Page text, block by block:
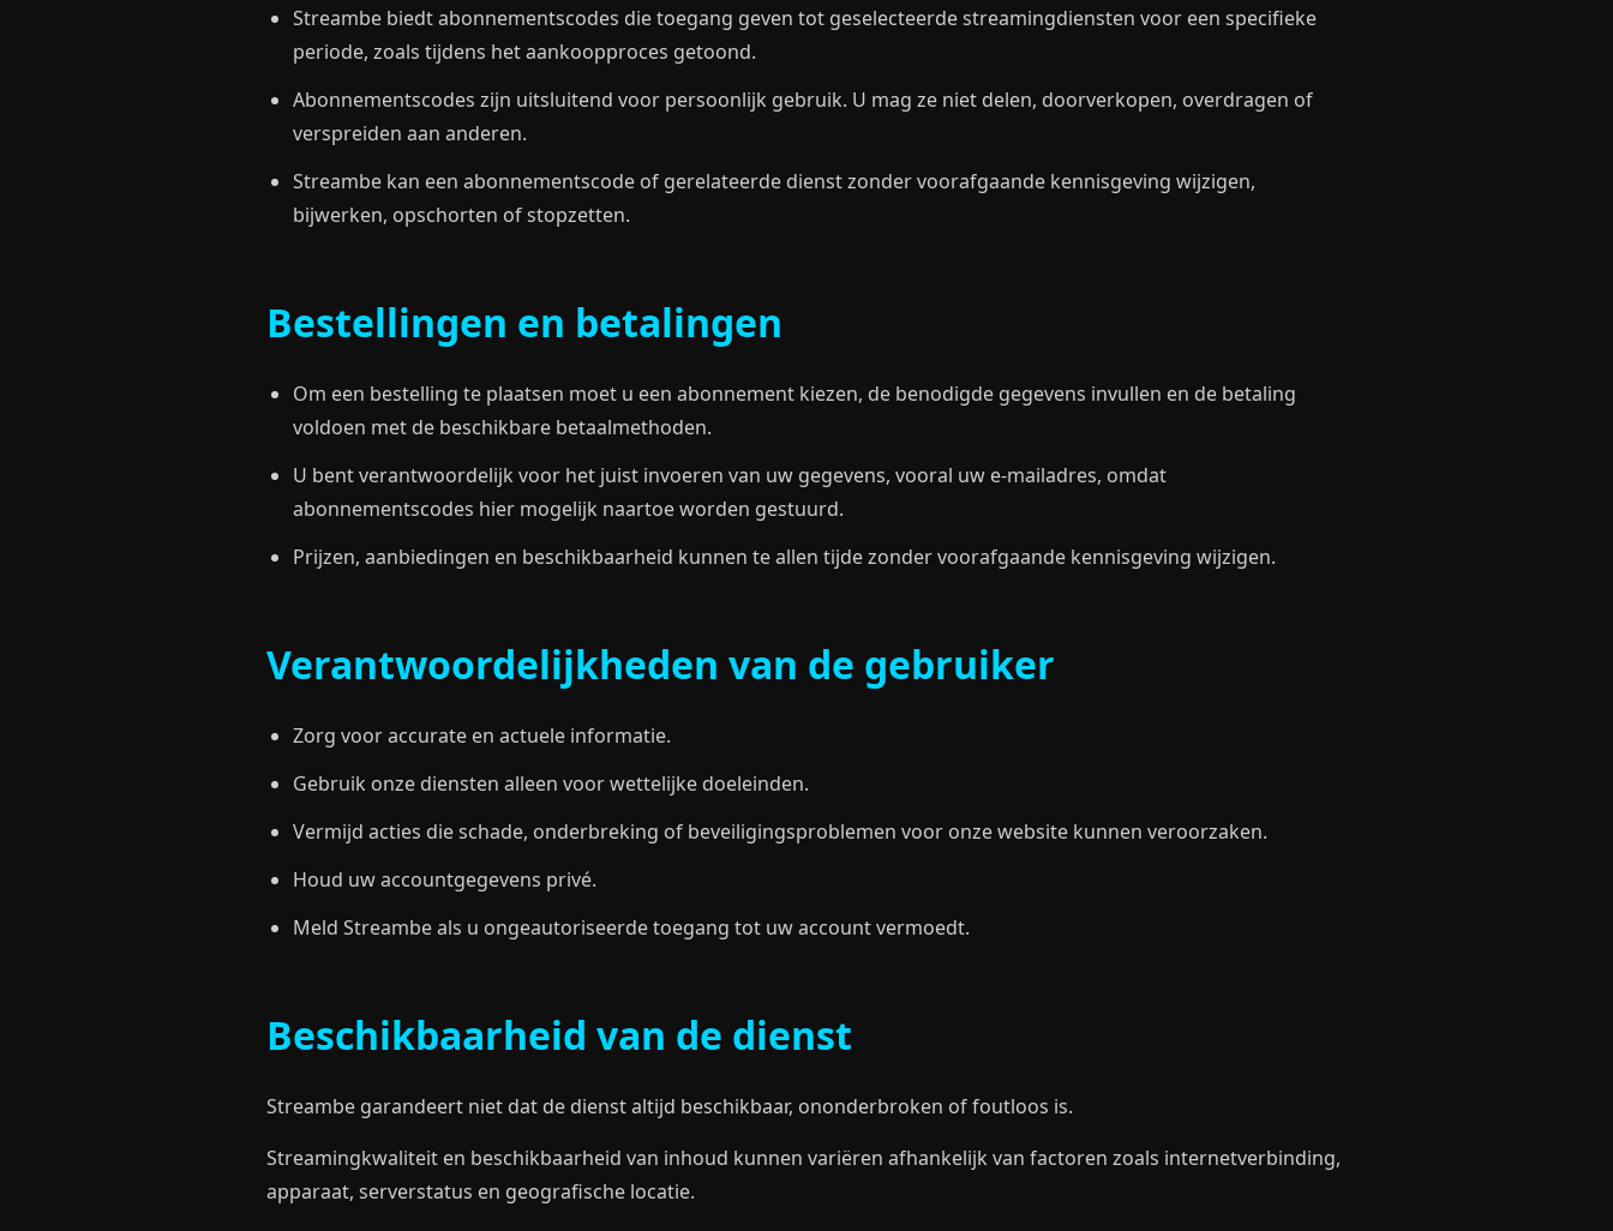
Streambe biedt abonnementscodes die toegang geven tot geselecteerde streamingdiensten voor een specifieke
periode, zoals tijdens het aankoopproces getoond.
Abonnementscodes zijn uitsluitend voor persoonlijk gebruik. U mag ze niet delen, doorverkopen, overdragen of
verspreiden aan anderen.
Streambe kan een abonnementscode of gerelateerde dienst zonder voorafgaande kennisgeving wijzigen,
bijwerken, opschorten of stopzetten.
Bestellingen en betalingen
Om een bestelling te plaatsen moet u een abonnement kiezen, de benodigde gegevens invullen en de betaling
voldoen met de beschikbare betaalmethoden.
U bent verantwoordelijk voor het juist invoeren van uw gegevens, vooral uw e-mailadres, omdat
abonnementscodes hier mogelijk naartoe worden gestuurd.
Prijzen, aanbiedingen en beschikbaarheid kunnen te allen tijde zonder voorafgaande kennisgeving wijzigen.
Verantwoordelijkheden van de gebruiker
Zorg voor accurate en actuele informatie.
Gebruik onze diensten alleen voor wettelijke doeleinden.
Vermijd acties die schade, onderbreking of beveiligingsproblemen voor onze website kunnen veroorzaken.
Houd uw accountgegevens privé.
Meld Streambe als u ongeautoriseerde toegang tot uw account vermoedt.
Beschikbaarheid van de dienst
Streambe garandeert niet dat de dienst altijd beschikbaar, ononderbroken of foutloos is.
Streamingkwaliteit en beschikbaarheid van inhoud kunnen variëren afhankelijk van factoren zoals internetverbinding,
apparaat, serverstatus en geografische locatie.